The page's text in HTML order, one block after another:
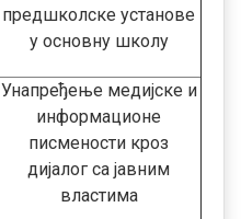
предшколске установе
у основну школу
Унапређење медијске и
информационе
писмености кроз
дијалог са јавним
властима